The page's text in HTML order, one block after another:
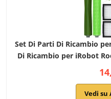
Set Di Parti Di Ricambio
Di Ricambio per iRobot
i8 i8+ E5 E6 E7, Con 1 Set
4
Vedi su